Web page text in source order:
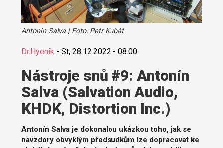
Antonín Salva | Foto: Petr Kubát
Dr.Hyenik- St, 28.12.2022 - 08:00
Nástroje snů #9: Antonín
Salva (Salvation Audio,
KHDK, Distortion Inc.)
Antonín Salva je dokonalou ukázkou toho, jak se
navzdory obvyklým předsudkům lze dopracovat ke